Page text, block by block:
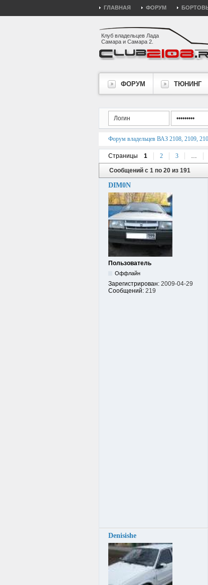
ГЛАВНАЯ ФОРУМ
Клуб владельцев Лада
Самара и Самара 2.
ФОРУМ ТЮНИНГ
Форум владельцев ВАЗ 2108, 2109,
Страницы 1 2 3 …
Сообщений с 1 по 20 из 191
DIM0N
Пользователь
Оффлайн
Зарегистрирован: 2009-04-29
Сообщений: 219
Denisishe